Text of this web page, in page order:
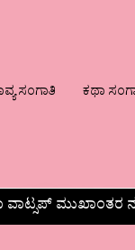
ಸಂಗಾತಿ ಕಥಾ
ಮುಖಾಂತರ